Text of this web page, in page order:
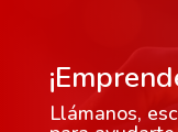
Llámanos,